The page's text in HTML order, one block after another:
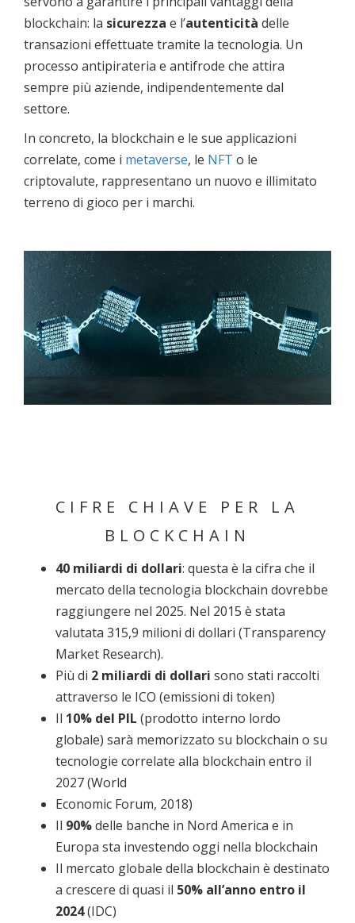
blockchain: la sicurezza e l’autenticità delle
transazioni effettuate tramite la tecnologia. Un
processo antipirateria e antifrode che attira
sempre più aziende, indipendentemente dal
settore.
In concreto, la blockchain e le sue applicazioni
correlate, come i metaverse, le NFT o le
criptovalute, rappresentano un nuovo e illimitato
terreno di gioco per i marchi.
CIFRE CHIAVE PER LA
BLOCKCHAIN
40 miliardi di dollari: questa è la cifra che il
mercato della tecnologia blockchain dovrebbe
raggiungere nel 2025. Nel 2015 è stata
valutata 315,9 milioni di dollari (Transparency
Market Research).
Più di 2 miliardi di dollari sono stati raccolti
attraverso le ICO (emissioni di token)
Il 10% del PIL (prodotto interno lordo
globale) sarà memorizzato su blockchain o su
tecnologie correlate alla blockchain entro il
2027 (World
Economic Forum, 2018)
Il 90%delle banche in Nord America e in
Europa sta investendo oggi nella blockchain
Il mercato globale della blockchain è destinato
a crescere di quasi il 50% all’anno entro il
2024(IDC)